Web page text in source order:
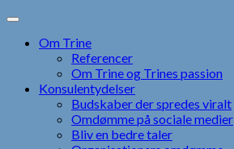
Skip
contentOm Trine
Referencer
Om Trine og Trines passion
Konsulentydelser
Budskaber der spredes viralt
Omdømme på sociale medier
Bliv en bedre taler